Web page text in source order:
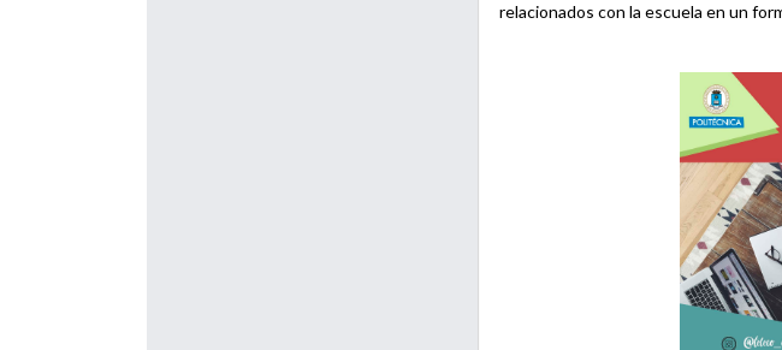
relacionados con la escuela en un